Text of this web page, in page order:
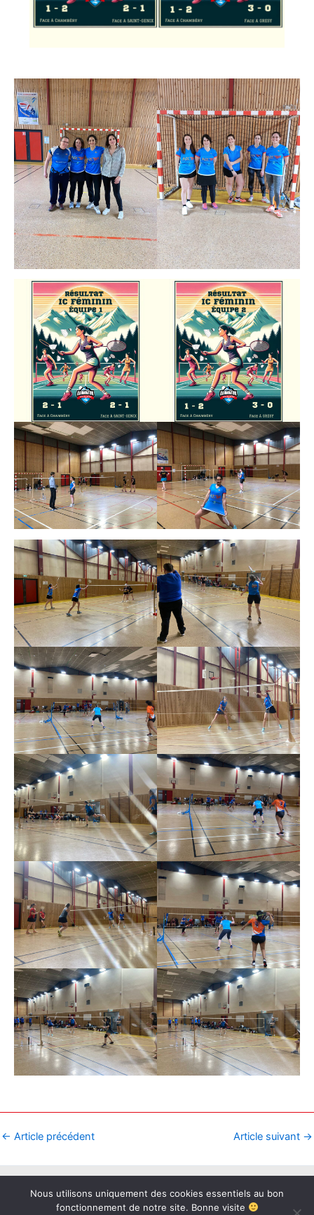
← Article précédent Article suivant →
Copyright © 2026 BAB73 | Propulsé par Thème WordPress Astra
Nous utilisons uniquement des cookies essentiels au bon
fonctionnement de notre site. Bonne visite